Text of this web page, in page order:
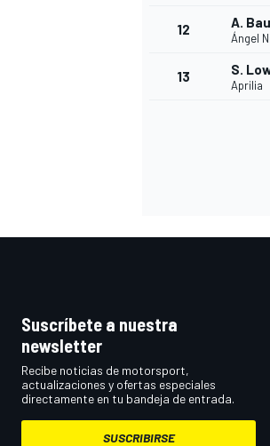
12 A.
Ángel
13 S.
Aprilia
Suscríbete a nuestra
newsletter
Recibe noticias de motorsport,
actualizaciones y ofertas especiales
directamente en tu bandeja de entrada.
SUSCRIBIRSE